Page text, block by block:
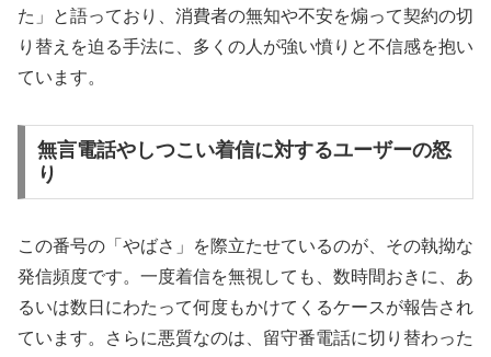
た」と語っており、消費者の無知や不安を煽って契約の切
り替えを迫る手法に、多くの人が強い憤りと不信感を抱い
ています。
無言電話やしつこい着信に対するユーザーの怒
り
この番号の「やばさ」を際立たせているのが、その執拗な
発信頻度です。一度着信を無視しても、数時間おきに、あ
るいは数日にわたって何度もかけてくるケースが報告され
ています。さらに悪質なのは、留守番電話に切り替わった